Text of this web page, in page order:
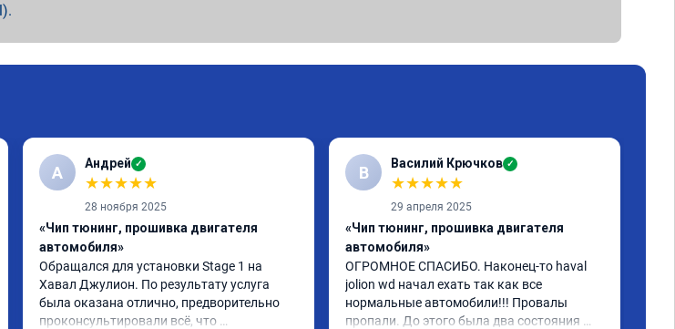
А Андрей ✓
★★★★★
28 ноября 2025
«Чип тюнинг, прошивка двигателя
автомобиля»
Обращался для установки Stage 1 на
Хавал Джулион. По результату услуга
была оказана отлично, предворительно
проконсультировали всё, что
В Василий Крючков ✓
★★★★★
29 апреля 2025
«Чип тюнинг, прошивка двигателя
автомобиля»
ОГРОМНОЕ СПАСИБО. Наконец-то haval
jolion wd начал ехать так как все
нормальные автомобили!!! Провалы
пропали. До этого была два состояния